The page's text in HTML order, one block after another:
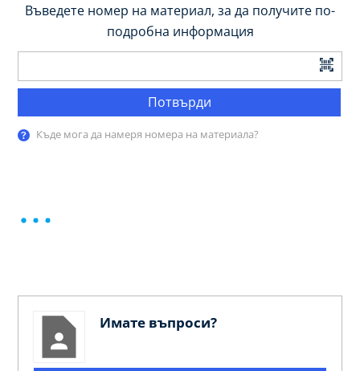
Въведете номер на материал, за да получите по-
подробна информация
Потвърди
Къде мога да намеря номера на материала?
Имате въпроси?